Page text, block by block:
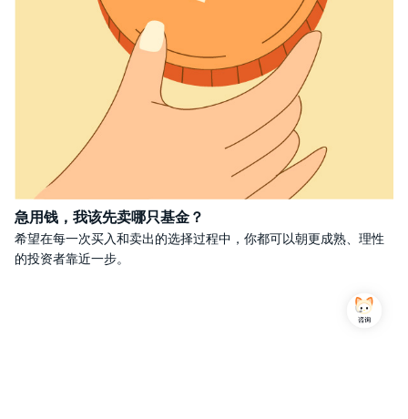
急用钱，我该先卖哪只基金？
希望在每一次买入和卖出的选择过程中，你都可以朝更成熟、理性
的投资者靠近一步。